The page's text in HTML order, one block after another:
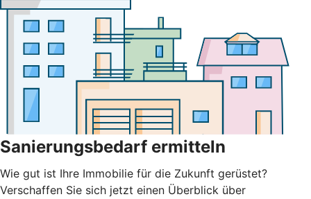
Sanierungsbedarf ermitteln
Wie gut ist Ihre Immobilie für die Zukunft gerüstet?
Verschaffen Sie sich jetzt einen Überblick über